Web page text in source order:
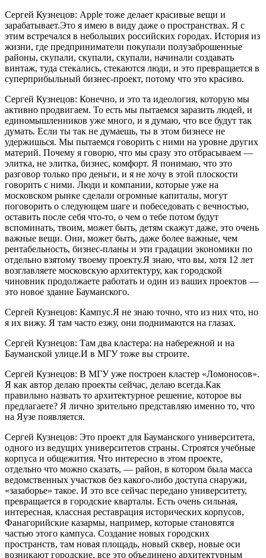
Сергей Кузнецов: Apple тоже делает красивые вещи и
зарабатывает.Это я имею в виду даже о пространствах. Я с
этим встречался в небольших российских городах. История из
жизни, где предприниматели покупали полузаброшенные
районы, скупали, скупали, скупали, начинали создавать
винтаж, туда стекались, стекаются люди, и это превращается в
суперприбыльный бизнес-проект, потому что это красиво.
Сергей Кузнецов: Конечно, и это та идеология, которую мы
активно продвигаем. То есть мы пытаемся заразить людей, и
единомышленников уже много, и я думаю, что все будут так
думать. Если ты так не думаешь, ты в этом бизнесе не
удержишься. Мы пытаемся говорить с ними на уровне других
материй. Почему я говорю, что мы сразу это отбрасываем —
элитка, не элитка, бизнес, комфорт. Я понимаю, что это
разговор только про деньги, и я не хочу в этой плоскости
говорить с ними. Люди и компании, которые уже на
московском рынке сделали огромные капиталы, могут
поговорить о следующем шаге и побеседовать с вечностью,
оставить после себя что-то, о чем о тебе потом будут
вспоминать, твоим, может быть, детям скажут даже, это очень
важные вещи. Они, может быть, даже более важные, чем
рентабельность, бизнес-планы и эти градации экономики по
отдельно взятому твоему проекту.Я знаю, что вы, хотя 12 лет
возглавляете московскую архитектуру, как городской
чиновник продолжаете работать и один из ваших проектов —
это новое здание Бауманского.
Сергей Кузнецов: Кампус.Я не знаю точно, что из них что, но
я их вижу. Я там часто езжу, они поднимаются на глазах.
Сергей Кузнецов: Там два кластера: на набережной и на
Бауманской улице.И в МГУ тоже вы строите.
Сергей Кузнецов: В МГУ уже построен кластер «Ломоносов».
Я как автор делаю проекты сейчас, делаю всегда.Как
правильно назвать то архитектурное решение, которое вы
предлагаете? Я лично зрительно представляю именно то, что
на Яузе появляется.
Сергей Кузнецов: Это проект для Бауманского университета,
одного из ведущих университетов страны. Строятся учебные
корпуса и общежития. Что интересно в этом проекте,
отдельно что можно сказать, — район, в котором была масса
ведомственных участков без какого-либо доступа снаружи,
«зазаборье» такое. И это все сейчас передано университету,
превращается в городские кварталы. Есть очень сильная,
интересная, классная реставрация исторических корпусов,
Фанагорийские казармы, например, которые становятся
частью этого кампуса. Создание новых городских
пространств, там новая площадь, новый сквер, новые оси
возникают городские, все это объединено архитектурным